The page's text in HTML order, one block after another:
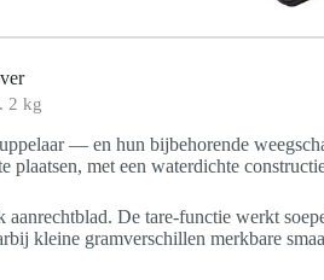
2 kg
— en hun bijbehorende
met een waterdichte
aanrechtblad. De tare-functie werkt
kleine gramverschillen merkbare